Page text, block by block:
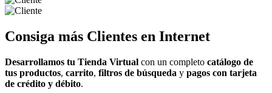
Consiga más Clientes en Internet
Desarrollamos tu Tienda Virtual con un completo catálogo de
tus productos, carrito, filtros de búsqueda y pagos con tarjeta
de crédito y débito.